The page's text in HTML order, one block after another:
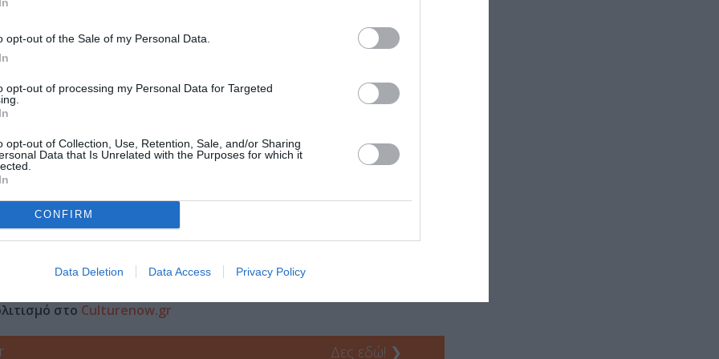
opt-out of the Sale of my Personal Data.
opt-out of processing my Personal Data for Targeted
opt-out of Collection, Use, Retention, Sale, and/or Sharing
Data that Is Unrelated with the Purposes for which it
CONFIRM
Data Deletion Data Access Privacy Policy
ολοκλήρωσε την πρώτη δισκογραφική δουλεία (ένα πολυμορφικό
jazz ήχο).
Σχολής του Πανεπιστημίου Αθηνών στη Μοριακή Βιολογία.
33
μάθετε πρώτοι όλες τις ειδήσεις
στο Culturenow.gr
Δες εδώ! ❯